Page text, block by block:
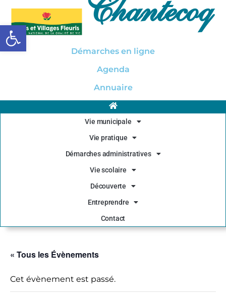
Ouvrir la barre d’outils
Démarches en ligne
Agenda
Annuaire
Vie municipale
Vie pratique
Démarches administratives
Vie scolaire
Découverte
Entreprendre
Contact
« Tous les Évènements
Cet évènement est passé.